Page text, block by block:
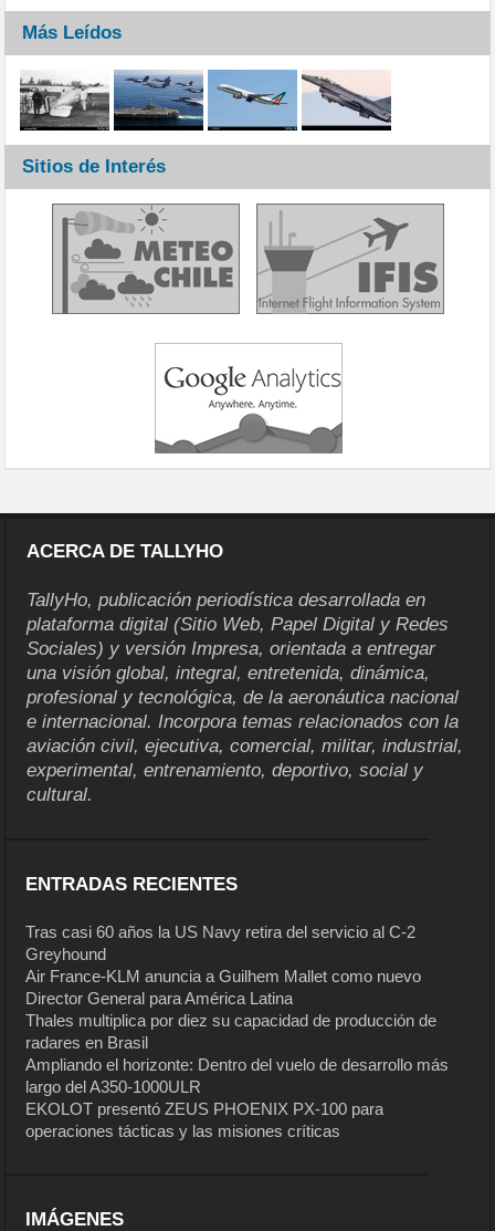
Más Leídos
Sitios de Interés
ACERCA DE TALLYHO
TallyHo, publicación periodística desarrollada en
plataforma digital (Sitio Web, Papel Digital y Redes
Sociales) y versión Impresa, orientada a entregar
una visión global, integral, entretenida, dinámica,
profesional y tecnológica, de la aeronáutica nacional
e internacional. Incorpora temas relacionados con la
aviación civil, ejecutiva, comercial, militar, industrial,
experimental, entrenamiento, deportivo, social y
cultural.
ENTRADAS RECIENTES
Tras casi 60 años la US Navy retira del servicio al C-2
Greyhound
Air France-KLM anuncia a Guilhem Mallet como nuevo
Director General para América Latina
Thales multiplica por diez su capacidad de producción de
radares en Brasil
Ampliando el horizonte: Dentro del vuelo de desarrollo más
largo del A350-1000ULR
EKOLOT presentó ZEUS PHOENIX PX-100 para
operaciones tácticas y las misiones críticas
IMÁGENES